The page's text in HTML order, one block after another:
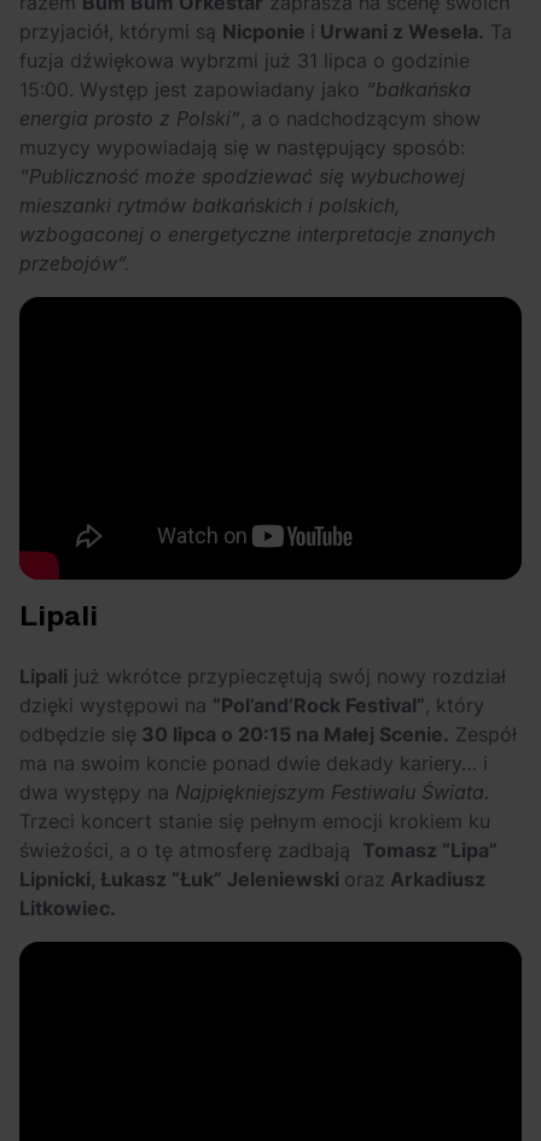
przyjaciół, którymi są Nicponie i Urwani z Wesela. Ta
fuzja dźwiękowa wybrzmi już 31 lipca o godzinie
15:00. Występ jest zapowiadany jako “bałkańska
energia prosto z Polski” , a o nadchodzącym show
muzycy wypowiadają się w następujący sposób:
“Publiczność może spodziewać się wybuchowej
mieszanki rytmów bałkańskich i polskich,
wzbogaconej o energetyczne interpretacje znanych
przebojów”.
Lipali
Lipali już wkrótce przypieczętują swój nowy rozdział
dzięki występowi na “Pol’and’Rock Festival” , który
odbędzie się 30 lipca o 20:15 na Małej Scenie. Zespół
ma na swoim koncie ponad dwie dekady kariery… i
dwa występy na Najpiękniejszym Festiwalu Świata.
Trzeci koncert stanie się pełnym emocji krokiem ku
świeżości, a o tę atmosferę zadbają Tomasz “Lipa”
Lipnicki, Łukasz “Łuk” Jeleniewski oraz Arkadiusz
Litkowiec.